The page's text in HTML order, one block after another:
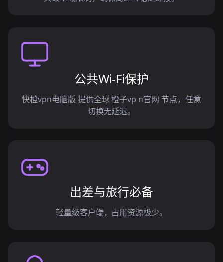
公共Wi-Fi保护
快橙vpn电脑版 提供全球 橙子vp n官网 节点，任意
切换无延迟。
出差与旅行必备
轻量级客户端，占用资源极少。